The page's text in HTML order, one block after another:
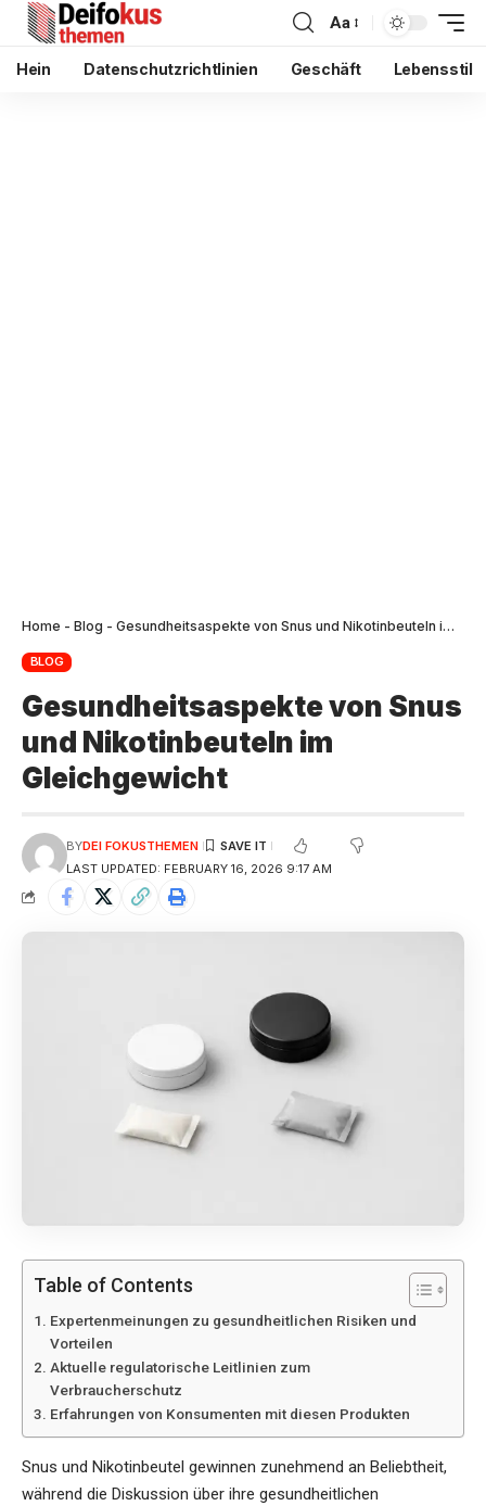
Aa
Hein Datenschutzrichtlinien Geschäft Lebensstil
Home - Blog - Gesundheitsaspekte von Snus und Nikotinbeuteln im Gleichgewicht
BLOG
Gesundheitsaspekte von Snus
und Nikotinbeuteln im
Gleichgewicht
LAST UPDATED: FEBRUARY 16, 2026 9:17 AM
BYDEI FOKUSTHEMEN
Table of Contents
Expertenmeinungen zu gesundheitlichen Risiken und
Vorteilen
Aktuelle regulatorische Leitlinien zum
Verbraucherschutz
Erfahrungen von Konsumenten mit diesen Produkten
Snus und Nikotinbeutel gewinnen zunehmend an Beliebtheit,
während die Diskussion über ihre gesundheitlichen